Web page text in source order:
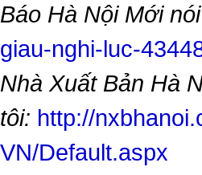
Báo Hà Nội Mới
giau-nghi-luc-
Nhà Xuất Bản Hà
tôi: http://
VN/Default.aspx